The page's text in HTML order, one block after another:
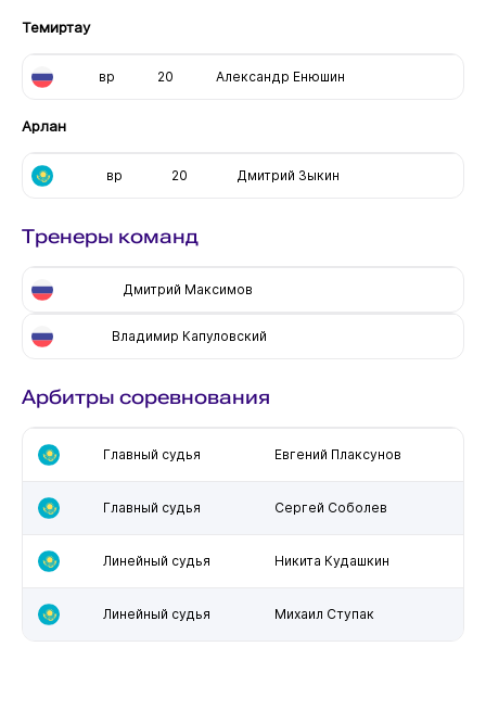
Темиртау
вр 20 Александр Енюшин
Арлан
вр 20 Дмитрий Зыкин
Тренеры команд
Дмитрий Максимов
Владимир Капуловский
Арбитры соревнования
Главный судья Евгений Плаксунов
Главный судья Сергей Соболев
Линейный судья Никита Кудашкин
Линейный судья Михаил Ступак